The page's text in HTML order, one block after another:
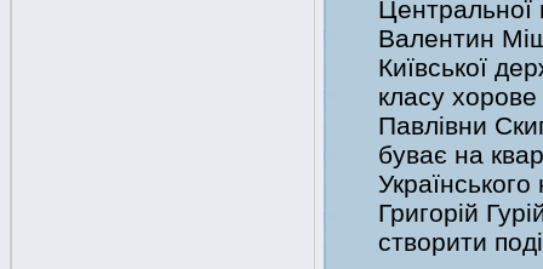
Центральної
Валентин
Київської
класу
Павлівни
буває на
Григорій
створити